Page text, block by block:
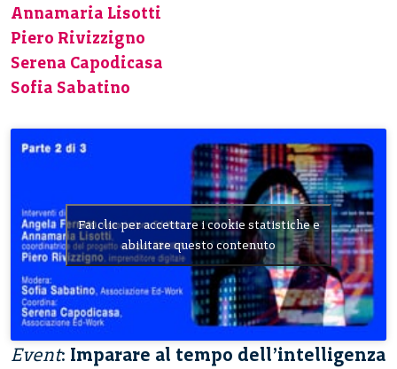
Annamaria Lisotti
Piero Rivizzigno
Serena Capodicasa
Sofia Sabatino
Fai clic per accettare i cookie statistiche e
abilitare questo contenuto
Event: Imparare al tempo dell’intelligenza